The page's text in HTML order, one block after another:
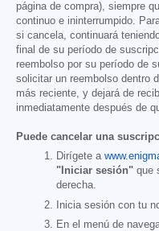
página de compra), siempre
continuo e ininterrumpido.
si cancela, continuará
final de su período de
reembolso por su período de
solicitar un reembolso dentro
más reciente, y dejará de
inmediatamente después de
Puede cancelar una
Dirígete a
"Iniciar sesión" que
derecha.
Inicia sesión con tu
En el menú de